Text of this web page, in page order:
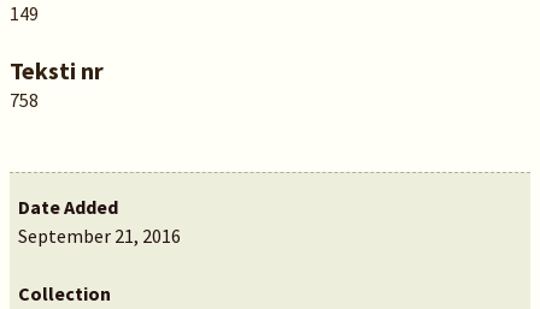
149
Teksti nr
758
Date Added
September 21, 2016
Collection